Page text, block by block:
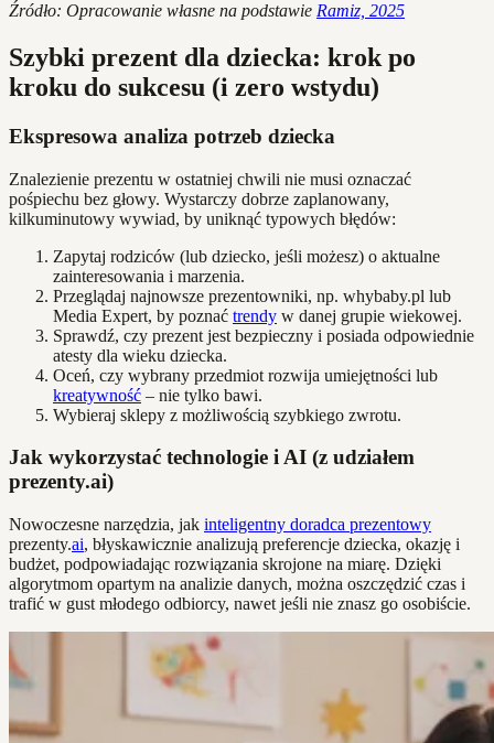
Źródło: Opracowanie własne na podstawie Ramiz, 2025
Szybki prezent dla dziecka: krok po
kroku do sukcesu (i zero wstydu)
Ekspresowa analiza potrzeb dziecka
Znalezienie prezentu w ostatniej chwili nie musi oznaczać
pośpiechu bez głowy. Wystarczy dobrze zaplanowany,
kilkuminutowy wywiad, by uniknąć typowych błędów:
Zapytaj rodziców (lub dziecko, jeśli możesz) o aktualne
zainteresowania i marzenia.
Przeglądaj najnowsze prezentowniki, np. whybaby.pl lub
Media Expert, by poznać trendy w danej grupie wiekowej.
Sprawdź, czy prezent jest bezpieczny i posiada odpowiednie
atesty dla wieku dziecka.
Oceń, czy wybrany przedmiot rozwija umiejętności lub
kreatywność – nie tylko bawi.
Wybieraj sklepy z możliwością szybkiego zwrotu.
Jak wykorzystać technologie i AI (z udziałem
prezenty.ai)
Nowoczesne narzędzia, jak inteligentny doradca prezentowy
prezenty.ai, błyskawicznie analizują preferencje dziecka, okazję i
budżet, podpowiadając rozwiązania skrojone na miarę. Dzięki
algorytmom opartym na analizie danych, można oszczędzić czas i
trafić w gust młodego odbiorcy, nawet jeśli nie znasz go osobiście.